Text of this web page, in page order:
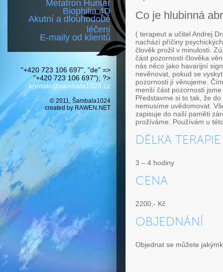
Metatron Hunter
Biophilia 4D
Akutní a dlouhodobé
léčení
E-maily od klientů
Co je hlubinná
( terapeut a učitel Andrej
nachází příčiny
člověk prožil v minulosti.
část pozornosti člověka
nás něco jako havarijní
nevěnovat, pokud se
pozornosti jí věnujeme.
menší část pozornosti
Představme si to tak, že
nemusíme uvědomovat.
zapisuje do naší paměti
prožíváme. Používám u
DÉLKA TERAPIE
3 – 4 hodiny
CENA
2200,- Kč
OBJEDNÁNÍ
Objednat se můžete
"+420 723 106 697", "de" =>
"+420 723 106 697"); ?>
kontakt@sambala1024.cz
© 2011, Šambala1024
created by RAWEN.NET